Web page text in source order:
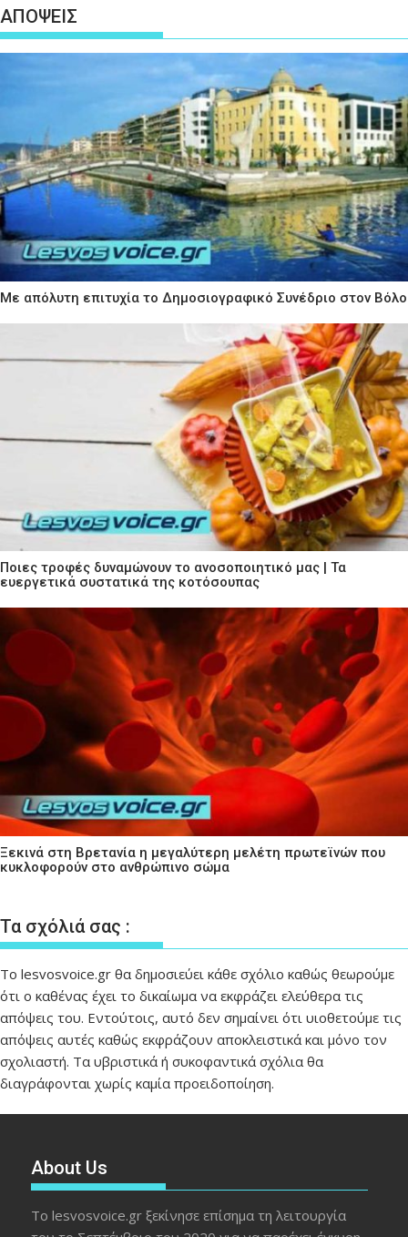
ΑΠΟΨΕΙΣ
Με απόλυτη επιτυχία το Δημοσιογραφικό Συνέδριο στον Βόλο
Ποιες τροφές δυναμώνουν το ανοσοποιητικό μας | Τα
ευεργετικά συστατικά της κοτόσουπας
Ξεκινά στη Βρετανία η μεγαλύτερη μελέτη πρωτεϊνών που
κυκλοφορούν στο ανθρώπινο σώμα
Τα σχόλιά σας :
Το lesvosvoice.gr θα δημοσιεύει κάθε σχόλιο καθώς θεωρούμε
ότι ο καθένας έχει το δικαίωμα να εκφράζει ελεύθερα τις
απόψεις του. Εντούτοις, αυτό δεν σημαίνει ότι υιοθετούμε τις
απόψεις αυτές καθώς εκφράζουν αποκλειστικά και μόνο τον
σχολιαστή. Τα υβριστικά ή συκοφαντικά σχόλια θα
διαγράφονται χωρίς καμία προειδοποίηση.
About Us
Το lesvosvoice.gr ξεκίνησε επίσημα τη λειτουργία